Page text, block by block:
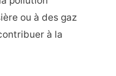
ou à des gaz
à la